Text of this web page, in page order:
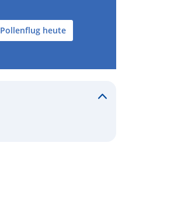
Pollenflug heute